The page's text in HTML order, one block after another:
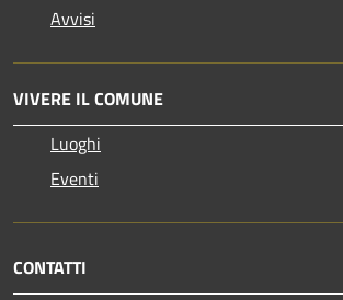
Avvisi
VIVERE IL COMUNE
Luoghi
Eventi
CONTATTI